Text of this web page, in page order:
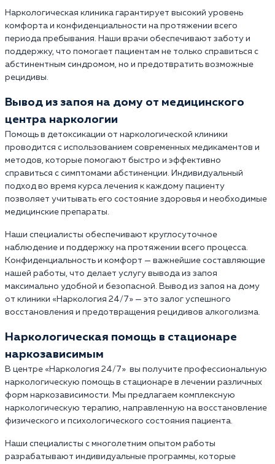
Наркологическая клиника гарантирует высокий уровень
комфорта и конфиденциальности на протяжении всего
периода пребывания. Наши врачи обеспечивают заботу и
поддержку, что помогает пациентам не только справиться с
абстинентным синдромом, но и предотвратить возможные
рецидивы.
Вывод из запоя на дому от медицинского
центра наркологии
Помощь в детоксикации от наркологической клиники
проводится с использованием современных медикаментов и
методов, которые помогают быстро и эффективно
справиться с симптомами абстиненции. Индивидуальный
подход во время курса лечения к каждому пациенту
позволяет учитывать его состояние здоровья и необходимые
медицинские препараты.
Наши специалисты обеспечивают круглосуточное
наблюдение и поддержку на протяжении всего процесса.
Конфиденциальность и комфорт — важнейшие составляющие
нашей работы, что делает услугу вывода из запоя
максимально удобной и безопасной. Вывод из запоя на дому
от клиники «Наркология 24/7» — это залог успешного
восстановления и предотвращения рецидивов алкоголизма.
Наркологическая помощь в стационаре
наркозависимым
В центре «Наркология 24/7» вы получите профессиональную
наркологическую помощь в стационаре в лечении различных
форм наркозависимости. Мы предлагаем комплексную
наркологическую терапию, направленную на восстановление
физического и психологического состояния пациента.
Наши специалисты с многолетним опытом работы
разрабатывают индивидуальные программы, которые